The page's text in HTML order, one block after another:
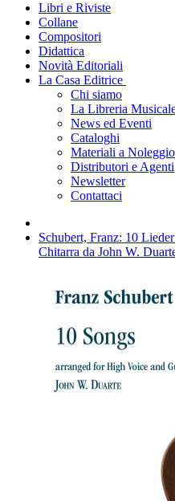
Libri e Riviste
Collane
Compositori
Didattica
Novità Editoriali
La Casa Editrice
Chi siamo
La Libreria
News ed Eventi
Cataloghi
Materiali a Noleggio
Distributori e Agenti
Newsletter
Contattaci
Schubert, Franz: 10
Chitarra da John W.